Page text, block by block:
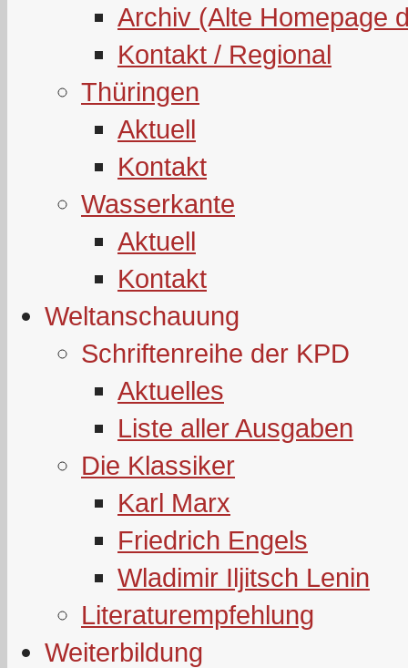
Archiv (Alte Homepage
Kontakt / Regional
Thüringen
Aktuell
Kontakt
Wasserkante
Aktuell
Kontakt
Weltanschauung
Schriftenreihe der KPD
Aktuelles
Liste aller Ausgaben
Die Klassiker
Karl Marx
Friedrich Engels
Wladimir Iljitsch Lenin
Literaturempfehlung
Weiterbildung